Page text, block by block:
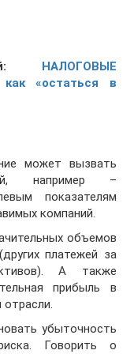
НАЛОГОВЫЕ
«остаться в
может вызвать
например –
показателям
компаний.
объемов
платежей за
А также
прибыль в
отрасли.
убыточность
Говорить о